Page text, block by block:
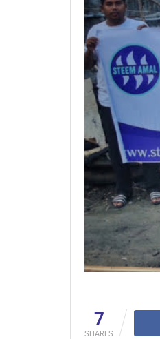
7
SHARES